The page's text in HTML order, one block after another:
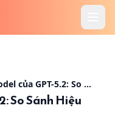
Review 3 Model của GPT-5.2: So Sánh Hiệu Suất và Chi Phí
So Sánh Hiệu